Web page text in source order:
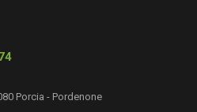
Porcia - Pordenone